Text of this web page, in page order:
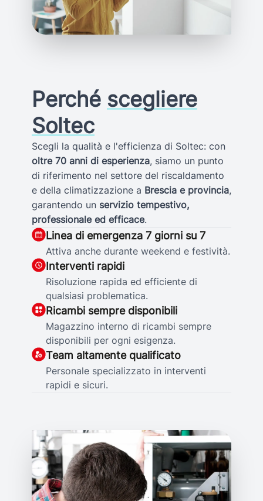
Perché scegliere
Soltec
Scegli la qualità e l'efficienza di Soltec: con
oltre 70 anni di esperienza, siamo un punto
di riferimento nel settore del riscaldamento
e della climatizzazione a Brescia e provincia,
garantendo un servizio tempestivo,
professionale ed efficace.
Linea di emergenza 7 giorni su 7
Attiva anche durante weekend e festività.
Interventi rapidi
Risoluzione rapida ed efficiente di
qualsiasi problematica.
Ricambi sempre disponibili
Magazzino interno di ricambi sempre
disponibili per ogni esigenza.
Team altamente qualificato
Personale specializzato in interventi
rapidi e sicuri.